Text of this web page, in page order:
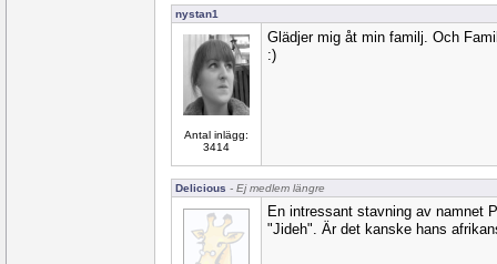
nystan1
Antal inlägg:
3414
Glädjer mig åt min familj. Och
:)
Delicious - Ej medlem längre
En intressant stavning av namnet
"Jideh". Är det kanske hans